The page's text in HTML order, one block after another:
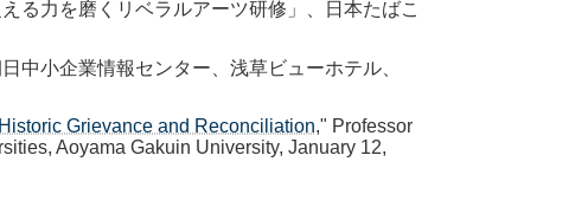
る力を磨くリベラルアーツ研修」、日本たばこ
日中小企業情報センター、浅草ビューホテル、
Grievance and Reconciliation," Professor
Aoyama Gakuin University, January 12,